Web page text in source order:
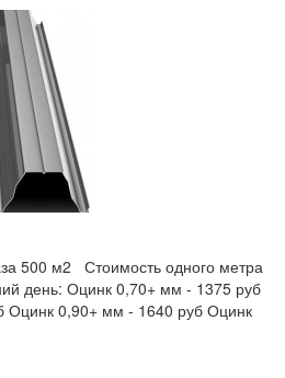
500 м2 Стоимость одного метра
день: Оцинк 0,70+ мм - 1375 руб
Оцинк 0,90+ мм - 1640 руб Оцинк